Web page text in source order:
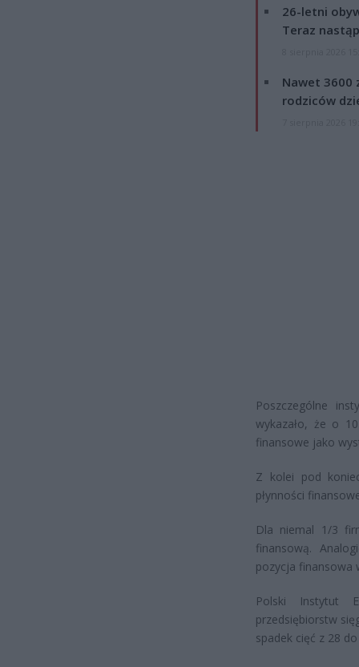
26-letni
Teraz
Nawet 3600
rodziców
Poszczególne
wykazało, że o
finansowe jako
Z kolei pod
płynności
Dla niemal 1/3
finansową.
pozycja finansowa
Polski Instytut
przedsiębiorstw
spadek cięć z 28